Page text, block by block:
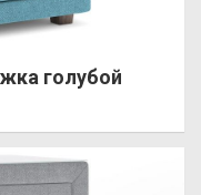
голубой